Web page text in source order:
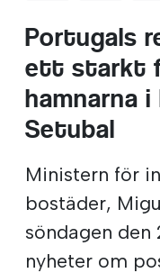
Portugals
ett starkt
hamnarna
Setubal
Ministern för
bostäder,
söndagen den
nyheter om